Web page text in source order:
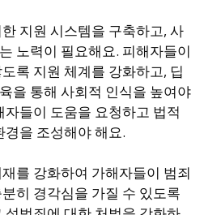
지원 시스템을 구축하고, 사
노력이 필요해요. 피해자들이
록 지원 체계를 강화하고, 딥
을 통해 사회적 인식을 높여야
들이 도움을 요청하고 법적
을 조성해야 해요.
를 강화하여 가해자들이 범죄
히 경각심을 가질 수 있도록